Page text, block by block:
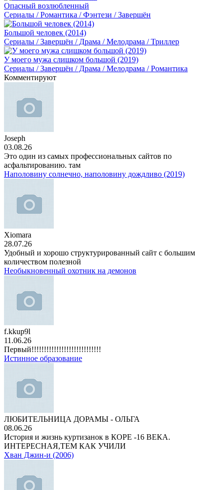
Опасный возлюбленный
Сериалы / Романтика / Фэнтези / Завершён
Большой человек (2014)
Сериалы / Завершён / Драма / Мелодрама / Триллер
У моего мужа слишком большой (2019)
Сериалы / Завершён / Драма / Мелодрама / Романтика
Комментируют
Joseph
03.08.26
Это один из самых профессиональных сайтов по
асфальтированию. там
Наполовину солнечно, наполовину дождливо (2019)
Xiomara
28.07.26
Удобный и хорошо структурированный сайт с большим
количеством полезной
Необыкновенный охотник на демонов
f.kkup9l
11.06.26
Первый!!!!!!!!!!!!!!!!!!!!!!!!!!!!
Истинное образование
ЛЮБИТЕЛЬНИЦА ДОРАМЫ - ОЛЬГА
08.06.26
История и жизнь куртизанок в КОРЕ -16 ВЕКА.
ИНТЕРЕСНАЯ,ТЕМ КАК УЧИЛИ
Хван Джин-и (2006)